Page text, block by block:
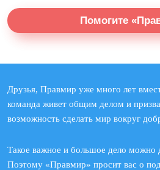
Помогите
Друзья, Правмир уже много лет
команда живет общим делом и
возможность сделать мир вокруг
Такое важное и большое дело можно
Поэтому «Правмир» просит вас о